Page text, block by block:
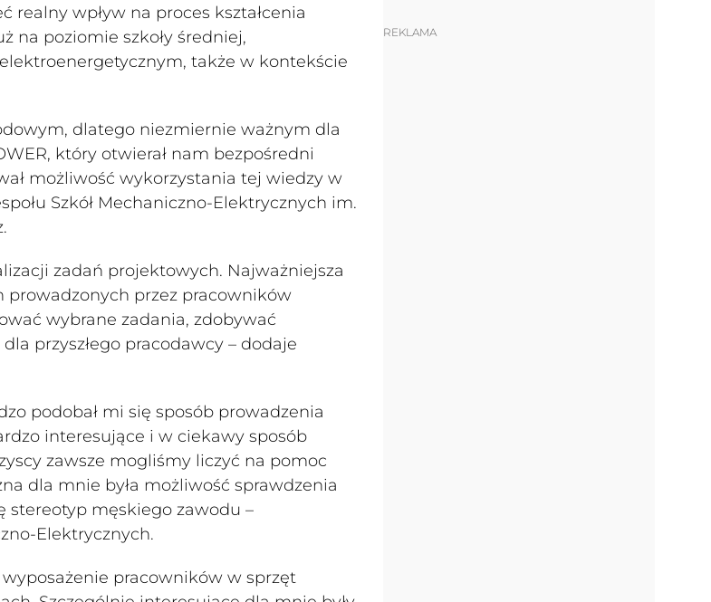
wpływ na proces kształcenia
na poziomie szkoły średniej,
także w kontekście
dlatego niezmiernie ważnym dla
który otwierał nam bezpośredni
możliwość wykorzystania tej wiedzy w
Szkół Mechaniczno-Elektrycznych im.
zadań projektowych. Najważniejsza
prowadzonych przez pracowników
wybrane zadania, zdobywać
przyszłego pracodawcy – dodaje
podobał mi się sposób prowadzenia
interesujące i w ciekawy sposób
zawsze mogliśmy liczyć na pomoc
dla mnie była możliwość sprawdzenia
stereotyp męskiego zawodu –
Elektrycznych.
pracowników w sprzęt
REKLAMA